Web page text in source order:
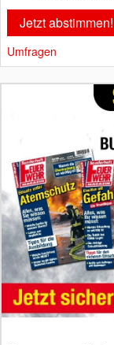
Umfragen